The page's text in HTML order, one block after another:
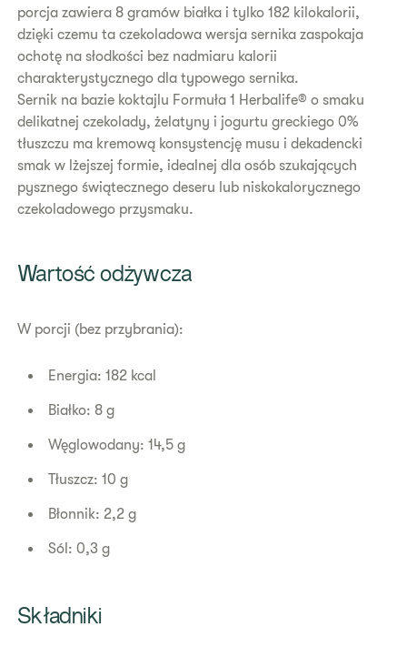
porcja zawiera 8 gramów białka i tylko 182 kilokalorii,
dzięki czemu ta czekoladowa wersja sernika zaspokaja
ochotę na słodkości bez nadmiaru kalorii
charakterystycznego dla typowego sernika.
Sernik na bazie koktajlu Formuła 1 Herbalife® o smaku
delikatnej czekolady, żelatyny i jogurtu greckiego 0%
tłuszczu ma kremową konsystencję musu i dekadencki
smak w lżejszej formie, idealnej dla osób szukających
pysznego świątecznego deseru lub niskokalorycznego
czekoladowego przysmaku.
​Wartość odżywcza
W porcji (bez przybrania):
Energia: 182 kcal
Białko: 8 g
Węglowodany: 14,5 g
Tłuszcz: 10 g
Błonnik: 2,2 g
Sól: 0,3 g
Składniki